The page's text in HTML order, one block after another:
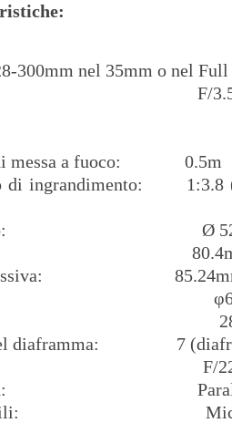
Focale:
300mm nel 35mm o nel
F/3.5-
17
di messa a fuoco: 0.5m
di ingrandimento: 1:3.8
del filtro: Ø
280
del diaframma: 7
minima: F/
Paraluce
Micro